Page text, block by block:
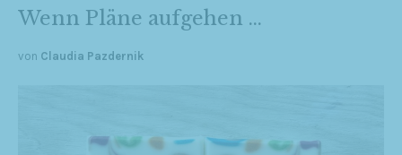
Wenn Pläne aufgehen …
von Claudia Pazdernik